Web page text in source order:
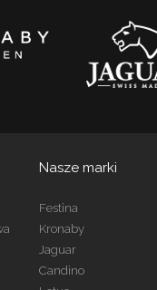
Nasze marki
Festina
Kronaby
Jaguar
Candino